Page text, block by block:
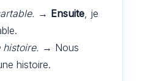
→ Ensuite, je
histoire. → Nous
histoire.